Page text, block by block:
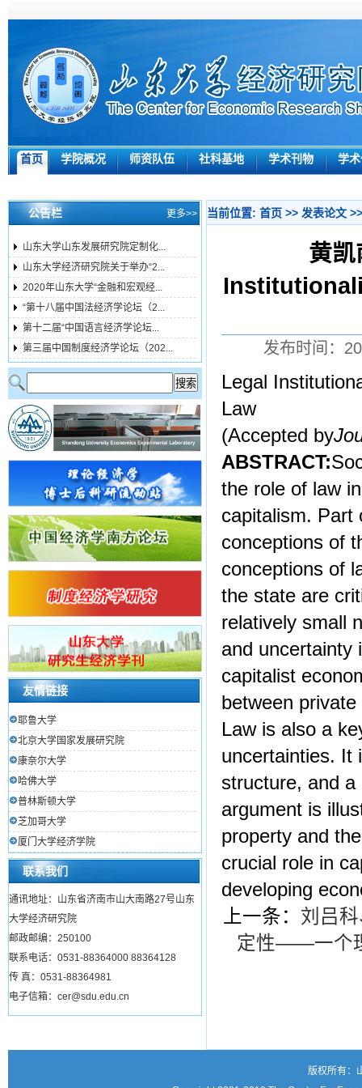
首页 学院概况 师资队伍 社科基地 学术刊物 学
公告栏 更多>>
山东大学山东发展研究院定制化...
山东大学经济研究院关于举办“2...
2020年山东大学“金融和宏观经...
“第十八届中国法经济学论坛（2...
第十二届“中国语言经济学论坛...
第三届中国制度经济学论坛（202...
友情链接
耶鲁大学
北京大学国家发展研究院
康奈尔大学
哈佛大学
普林斯顿大学
芝加哥大学
厦门大学经济学院
联系我们
通讯地址：山东省济南市山大南路27号山东
大学经济研究院
邮政邮编：250100
联系电话：0531-88364000 88364128
传 真：0531-88364981
电子信箱：cer@sdu.edu.cn
当前位置: 首页 >> 发表论文
黄
发布时间：
Legal
Law
(Accepted by
ABSTRACT:
the role of law
capitalism. Part
conceptions of
conceptions of
the state are
relatively small
and uncertainty
capitalist
between
Law is also a
uncertainties. It
structure, and
argument is
property and
crucial role in
developing
上一条： 刘吕
定性——一个
版权所有：